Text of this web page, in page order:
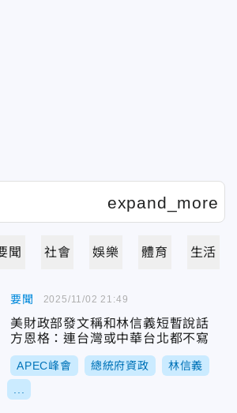
聞 社會 娛樂 體育 生活
要聞
美財政部發文稱和林信義短暫說話
方恩格：連台灣或中華台北都不寫
APEC峰會 總統府資政 林信義
2025/11/02 21:49